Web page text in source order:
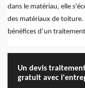
dans le matériau, elle
des matériaux de toiture.
bénéfices d’un
Un devis
gratuit avec